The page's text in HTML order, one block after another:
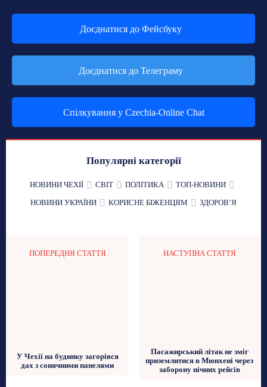
Доєднатися до Фейсбуку
Доєднатися до Телеграму
Спілкування у Czechia-Online Chat
Популярні категорії
НОВИНИ ЧЕХІЇ СВІТ ПОЛІТИКА
ТОП-НОВИНИ
НОВИНИ УКРАЇНИ
КОРИСНЕ БІЖЕНЦЯМ ЗДОРОВʼЯ
ПОПЕРЕДНЯ СТАТТЯ
У Чехії на будинку загорівся
дах з сонячними панелями
НАСТУПНА СТАТТЯ
Пасажирський літак не зміг
приземлитися в Мюнхені через
заборону нічних рейсів